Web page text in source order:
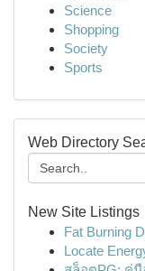
Science
Shopping
Society
Sports
Web Directory
New Site Listings
Fat Burning
Locate